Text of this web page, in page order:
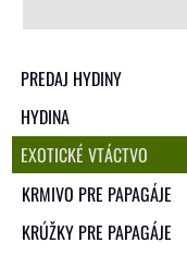
PREDAJ HYDINY
HYDINA
EXOTICKÉ VTÁCTVO
KRMIVO PRE PAPAGÁJE
KRÚŽKY PRE PAPAGÁJE